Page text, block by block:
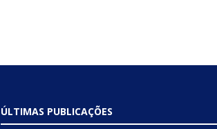
ÚLTIMAS PUBLICAÇÕES